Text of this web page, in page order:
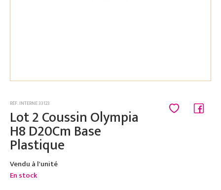
RÉF. INTERNE 33123
Lot 2 Coussin Olympia
H8 D20Cm Base
Plastique
Vendu à l'unité
En stock